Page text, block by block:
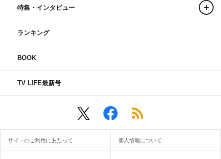
特集・インタビュー
ランキング
BOOK
TV LIFE最新号
サイトのご利用にあたって 個人情報について